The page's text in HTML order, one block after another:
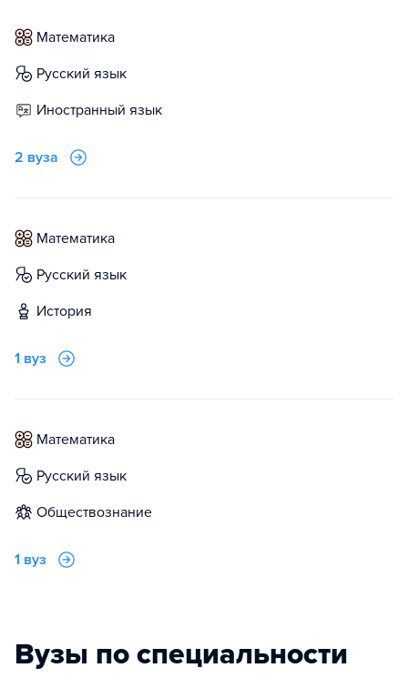
математика
русский язык
иностранный язык
2 вуза
математика
русский язык
история
1 вуз
математика
русский язык
обществознание
1 вуз
Вузы по специальности